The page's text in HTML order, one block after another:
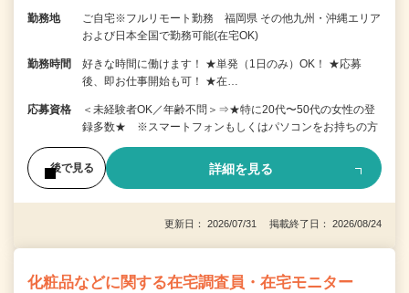
勤務地
ご自宅※フルリモート勤務 福岡県 その他九州・沖縄エリア
および日本全国で勤務可能(在宅OK)
勤務時間
好きな時間に働けます！ ★単発（1日のみ）OK！ ★応募
後、即お仕事開始も可！ ★在…
応募資格
＜未経験者OK／年齢不問＞⇒★特に20代〜50代の女性の登
録多数★ ※スマートフォンもしくはパソコンをお持ちの方
後で見る 詳細を見る
更新日： 2026/07/31 掲載終了日： 2026/08/24
化粧品などに関する在宅調査員・在宅モニター